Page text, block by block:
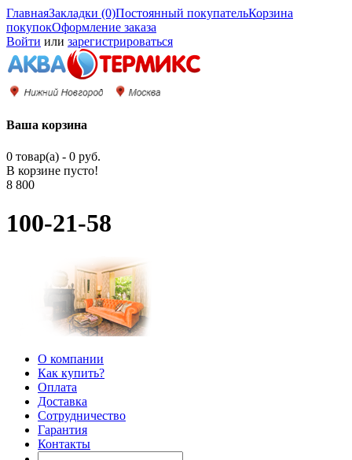
ГлавнаяЗакладки (0)Постоянный покупательКорзина
покупокОформление заказа
Войти или зарегистрироваться
Ваша корзина
0 товар(а) - 0 руб.
В корзине пусто!
8 800
100-21-58
О компании
Как купить?
Оплата
Доставка
Сотрудничество
Гарантия
Контакты